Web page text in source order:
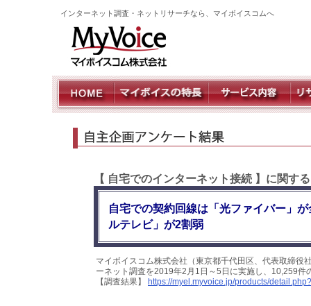
インターネット調査・ネットリサーチなら、マイボイスコムへ
【 自宅でのインターネット接続 】に関す
自宅での契約回線は「光ファイバー」
ルテレビ」が2割弱
マイボイスコム株式会社（東京都千代田区、代表取締役
ーネット調査を2019年2月1日～5日に実施し、10,259
【調査結果】
https://myel.myvoice.jp/products/